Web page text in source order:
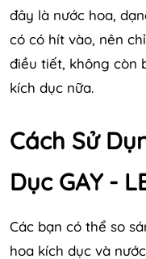
đây là nước hoa,
có có hít vào, nên
điều tiết, không còn
kích dục nữa.
Cách Sử
Dục GAY -
Các bạn có thể so
hoa kích dục và